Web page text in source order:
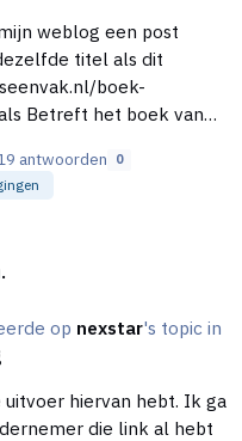
leiden vervolgens
weblog een post
titel als dit
boek-
die
kunnen
door een bureau.
te verkopen.
antwoorden 0
op nexstar's topic in
hiervan hebt. Ik ga
die link al hebt